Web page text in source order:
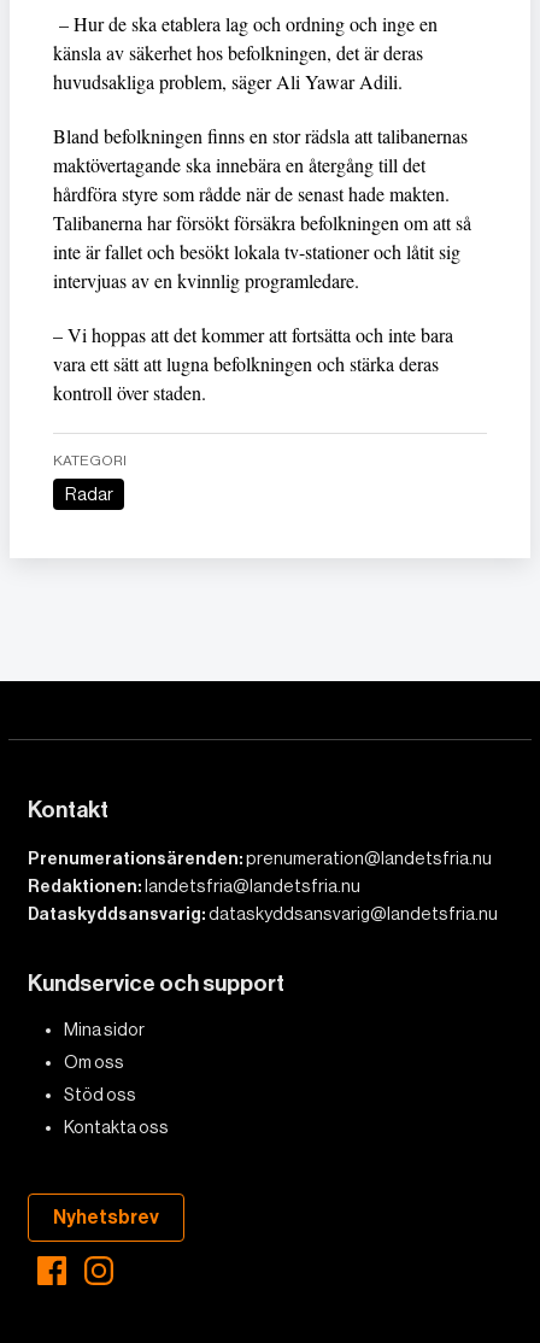
– Hur de ska etablera lag och ordning och inge en
känsla av säkerhet hos befolkningen, det är deras
huvudsakliga problem, säger Ali Yawar Adili.
Bland befolkningen finns en stor rädsla att talibanernas
maktövertagande ska innebära en återgång till det
hårdföra styre som rådde när de senast hade makten.
Talibanerna har försökt försäkra befolkningen om att så
inte är fallet och besökt lokala tv-stationer och låtit sig
intervjuas av en kvinnlig programledare.
– Vi hoppas att det kommer att fortsätta och inte bara
vara ett sätt att lugna befolkningen och stärka deras
kontroll över staden.
KATEGORI
Radar
Kontakt
Prenumerationsärenden:prenumeration@landetsfria.nu
Redaktionen: landetsfria@landetsfria.nu
Dataskyddsansvarig:dataskyddsansvarig@landetsfria.nu
Kundservice och support
Mina sidor
Om oss
Stöd oss
Kontakta oss
Nyhetsbrev